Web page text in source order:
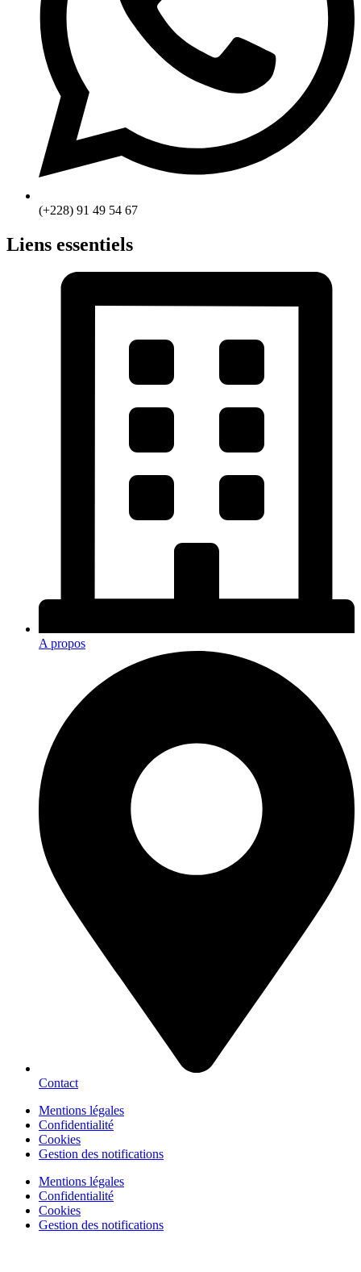
(+228) 91 49 54 67
Liens essentiels
A propos
Contact
Mentions légales
Confidentialité
Cookies
Gestion des notifications
Mentions légales
Confidentialité
Cookies
Gestion des notifications